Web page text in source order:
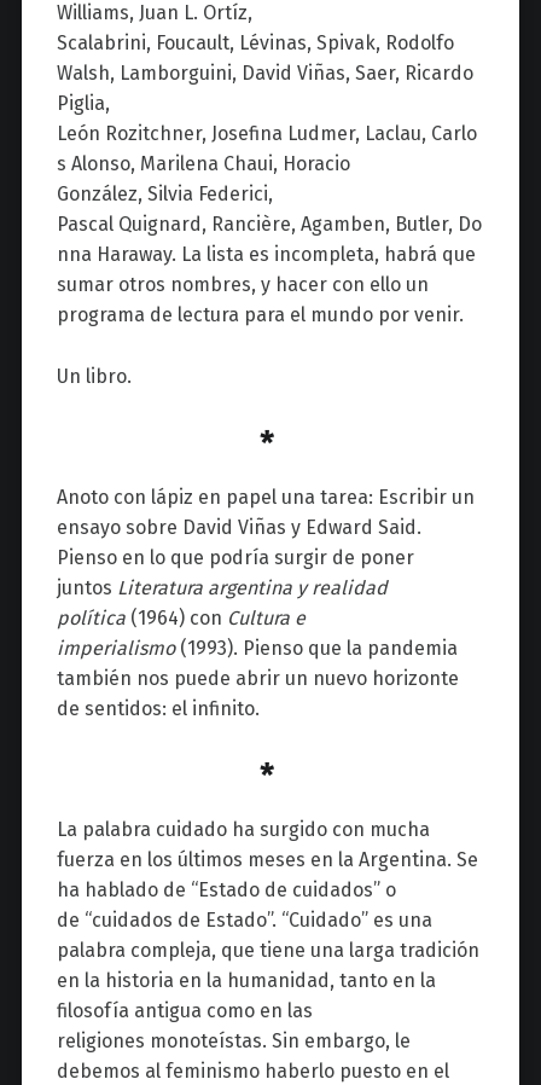
Williams, Juan L. Ortíz,
Scalabrini, Foucault, Lévinas, Spivak, Rodolfo
Walsh, Lamborguini, David Viñas, Saer, Ricardo
Piglia,
León Rozitchner, Josefina Ludmer, Laclau, Carlo
s Alonso, Marilena Chaui, Horacio
González, Silvia Federici,
Pascal Quignard, Rancière, Agamben, Butler, Do
nna Haraway. La lista es incompleta, habrá que
sumar otros nombres, y hacer con ello un
programa de lectura para el mundo por venir.
Un libro.
*
Anoto con lápiz en papel una tarea: Escribir un
ensayo sobre David Viñas y Edward Said.
Pienso en lo que podría surgir de poner
juntos Literatura argentina y realidad
política(1964) con Cultura e
imperialismo(1993). Pienso que la pandemia
también nos puede abrir un nuevo horizonte
de sentidos: el infinito.
*
La palabra cuidado ha surgido con mucha
fuerza en los últimos meses en la Argentina. Se
ha hablado de “Estado de cuidados” o
de “cuidados de Estado”. “Cuidado” es una
palabra compleja, que tiene una larga tradición
en la historia en la humanidad, tanto en la
filosofía antigua como en las
religiones monoteístas. Sin embargo, le
debemos al feminismo haberlo puesto en el